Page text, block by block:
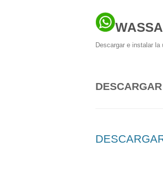
Descargar e instalar